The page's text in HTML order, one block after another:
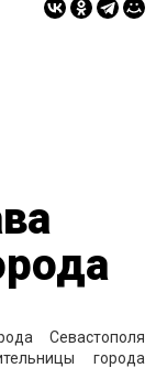
Севастополя
города